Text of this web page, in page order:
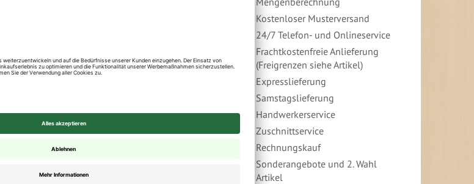
Kostenloser Musterversand
24/7 Telefon- und Onlineservice
Frachtkostenfreie Anlieferung
(Freigrenzen siehe Artikel)
Expresslieferung
Samstagslieferung
Handwerkerservice
Zuschnittservice
Rechnungskauf
Sonderangebote und 2. Wahl
Artikel